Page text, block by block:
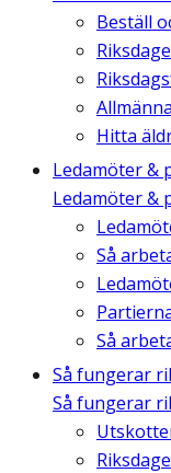
Beställ
Hitta
Ledamöter &
Ledamöter &
Så
Så
Så fungerar
Så fungerar